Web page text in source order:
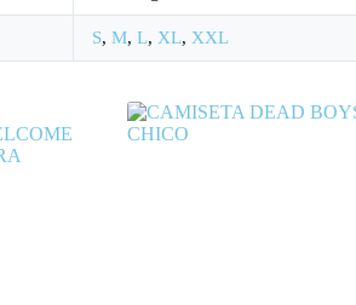
S, M, L, XL, XXL